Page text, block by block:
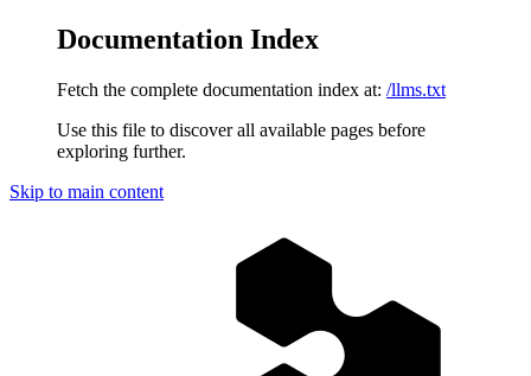
Documentation Index
Fetch the complete documentation index at: /llms.txt
Use this file to discover all available pages before
exploring further.
Skip to main content